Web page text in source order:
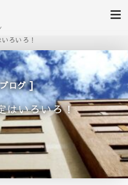
ろいろ！
ブログ
はいろいろ！